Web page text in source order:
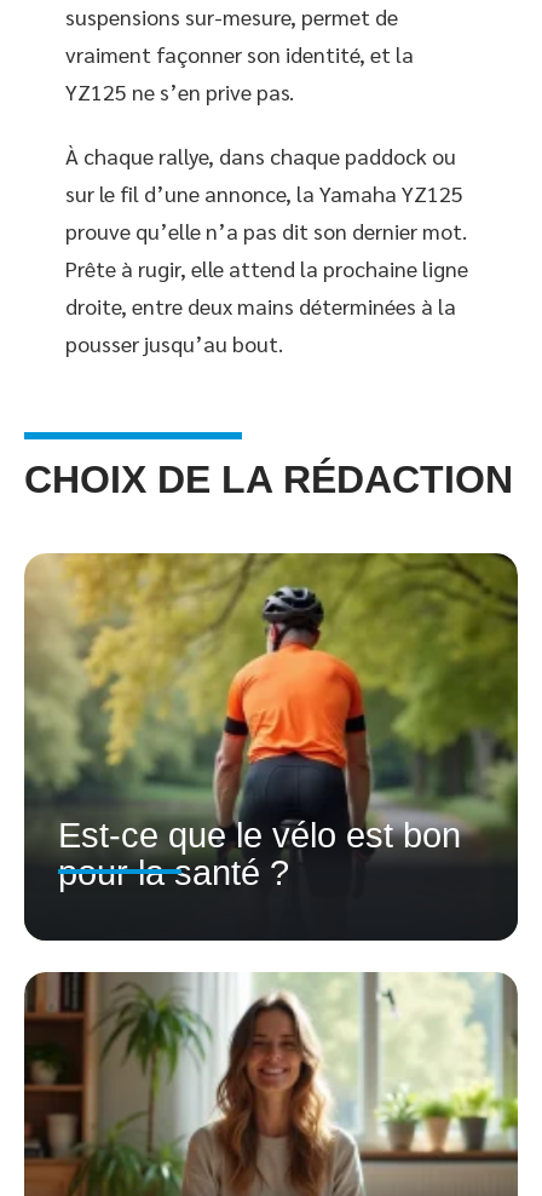
suspensions sur-mesure, permet de
vraiment façonner son identité, et la
YZ125 ne s’en prive pas.
À chaque rallye, dans chaque paddock ou
sur le fil d’une annonce, la Yamaha YZ125
prouve qu’elle n’a pas dit son dernier mot.
Prête à rugir, elle attend la prochaine ligne
droite, entre deux mains déterminées à la
pousser jusqu’au bout.
CHOIX DE LA RÉDACTION
Est-ce que le vélo est bon
pour la santé ?